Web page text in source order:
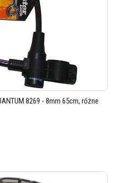
8269 - 8mm 65cm, różne